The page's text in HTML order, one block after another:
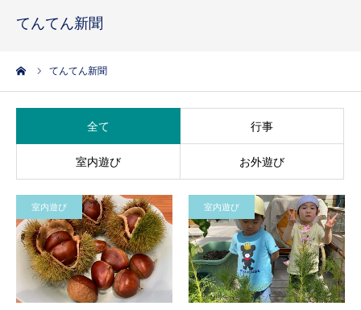
てんてん新聞
てんてん新聞
全て 行事
室内遊び お外遊び
室内遊び 室内遊び